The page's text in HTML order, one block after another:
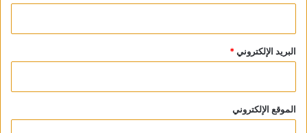
البريد الإلكتروني*
الموقع الإلكتروني